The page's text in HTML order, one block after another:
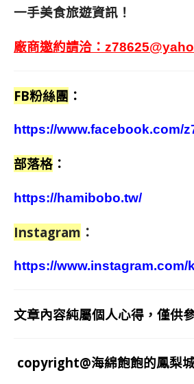
一手美食旅遊資訊！
廠商邀約請洽：
FB粉絲團 ：
https://www.facebook.com/
部落格 ：
https://hamibobo.tw/
Instagram ：
https://www.instagram.com/
文章內容純屬個人心得，僅供
copyright@海綿飽飽的鳳梨